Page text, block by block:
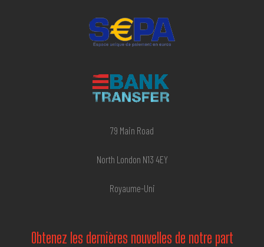
79 Main Road
North London N13 4EY
Royaume-Uni
Obtenez les dernières nouvelles de notre part